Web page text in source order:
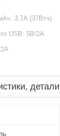
3,7А (37Втч)
USB: 5В/2А
детали